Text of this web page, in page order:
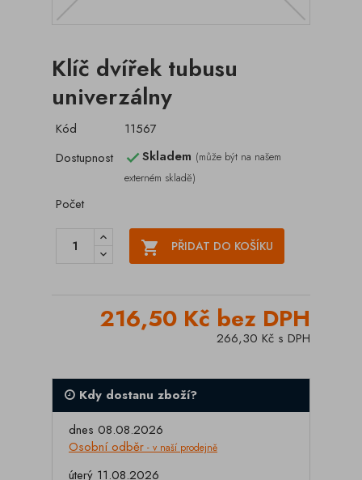
Klíč dvířek tubusu
univerzálny
Kód
11567
Dostupnost
Skladem (může být na našem
externém skladě)
Počet
 PŘIDAT DO KOŠÍKU
216,50 Kč bez DPH
266,30 Kč s DPH
Kdy dostanu zboží?
dnes 08.08.2026
Osobní odběr - v naší prodejně
úterý 11.08.2026